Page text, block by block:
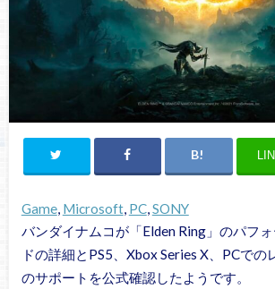
Game, Microsoft, PC, SONY
バンダイナムコが「Elden Ring」のパフ
ドの詳細とPS5、Xbox Series X、PCでの
のサポートを公式確認したようです。